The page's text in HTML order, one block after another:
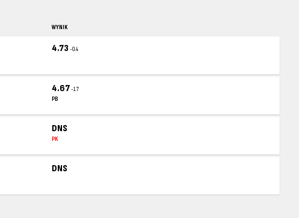
WYNIK
4.73 -0.4
4.67-1.7
PB
DNS
PK
DNS